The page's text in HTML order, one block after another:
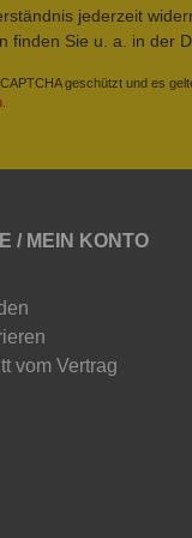
jederzeit
finden Sie u. a. in der
geschützt und es
/ MEIN KONTO
vom Vertrag